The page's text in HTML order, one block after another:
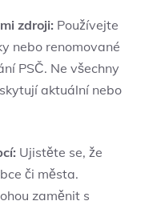
zdroji: Používejte
nebo renomované
PSČ. Ne všechny
aktuální nebo
Ujistěte se, že
či města.
zaměnit s